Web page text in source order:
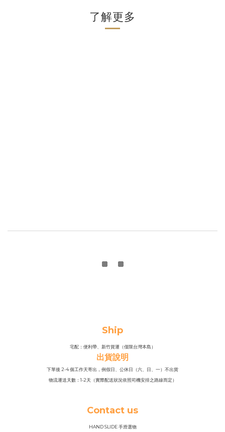
了解更多
Ship
宅配：便利帶、新竹貨運（僅限台灣本島）
出貨說明
下單後 2-4 個工作天寄出，例假日、公休日（六、日、一）不出貨
物流運送天數：1-2天（實際配送狀況依照司機安排之路線而定）
Contact us
HAND SLIDE 手滑選物